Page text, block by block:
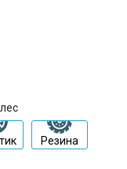
Резина